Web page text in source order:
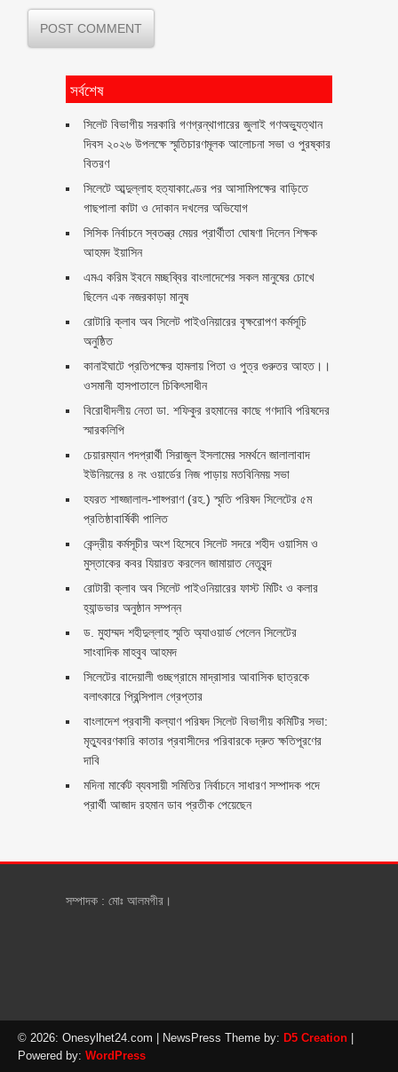
সর্বশেষ
সিলেট বিভাগীয় সরকারি গণগ্রন্থাগারের জুলাই গণঅভ্যুত্থান
দিবস ২০২৬ উপলক্ষে স্মৃতিচারণমূলক আলোচনা সভা ও পুরষ্কার
বিতরণ ‎ ‎
সিলেটে আব্দুল্লাহ হত্যাকাণ্ডের পর আসামিপক্ষের বাড়িতে
গাছপালা কাটা ও দোকান দখলের অভিযোগ
সিসিক নির্বাচনে স্বতন্ত্র মেয়র প্রার্থীতা ঘোষণা দিলেন শিক্ষক
আহমদ ইয়াসিন
এমএ করিম ইবনে মচ্ছব্বির বাংলাদেশের সকল মানুষের চোখে
ছিলেন এক নজরকাড়া মানুষ ‎
রোটারি ক্লাব অব সিলেট পাইওনিয়ারের বৃক্ষরোপণ কর্মসূচি
অনুষ্ঠিত
কানাইঘাটে প্রতিপক্ষের হামলায় পিতা ও পুত্র গুরুতর আহত।।
ওসমানী হাসপাতালে চিকিৎসাধীন
বিরোধীদলীয় নেতা ডা. শফিকুর রহমানের কাছে গণদাবি পরিষদের
স্মারকলিপি ‎
চেয়ারম্যান পদপ্রার্থী সিরাজুল ইসলামের সমর্থনে জালালাবাদ
ইউনিয়নের ৪ নং ওয়ার্ডের নিজ পাড়ায় মতবিনিময় সভা
হযরত শাহ্জালাল-শাহ্পরাণ (রহ.) স্মৃতি পরিষদ সিলেটের ৫ম
প্রতিষ্ঠাবার্ষিকী পালিত ‎​
কেন্দ্রীয় কর্মসূচীর অংশ হিসেবে সিলেট সদরে শহীদ ওয়াসিম ও
মুস্তাকের কবর যিয়ারত করলেন জামায়াত নেতৃবৃন্দ ‎
রোটারী ক্লাব অব সিলেট পাইওনিয়ারের ফাস্ট মিটিং ও কলার
হ্যান্ডভার অনুষ্ঠান সম্পন্ন
ড. মুহাম্মদ শহীদুল্লাহ স্মৃতি অ্যাওয়ার্ড পেলেন সিলেটের
সাংবাদিক মাহবুব আহমদ
সিলেটের বাদেয়ালী গুচ্ছগ্রামে মাদ্রাসার আবাসিক ছাত্রকে
বলাৎকারে প্রিন্সিপাল গ্রেপ্তার ‎
বাংলাদেশ প্রবাসী কল্যাণ পরিষদ সিলেট বিভাগীয় কমিটির সভা:
মৃত্যুবরণকারি কাতার প্রবাসীদের পরিবারকে দ্রুত ক্ষতিপূরণের
দাবি
মদিনা মার্কেট ব্যবসায়ী সমিতির নির্বাচনে সাধারণ সম্পাদক পদে
প্রার্থী আজাদ রহমান ডাব প্রতীক পেয়েছেন ‎
সম্পাদক : মোঃ আলমগীর।
© 2026: Onesylhet24.com | NewsPress Theme by: D5 Creation
Powered by: WordPress